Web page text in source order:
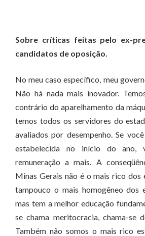
Sobre críticas feitas pelo ex-
candidatos de oposição.
No meu caso específico, meu
Não há nada mais inovador.
contrário do aparelhamento da
temos todos os servidores do
avaliados por desempenho. Se
estabelecida no início do ano,
remuneração a mais. A
Minas Gerais não é o mais rico dos
tampouco o mais homogêneo dos
mas tem a melhor educação
se chama meritocracia, chama-se
Também não somos o mais rico